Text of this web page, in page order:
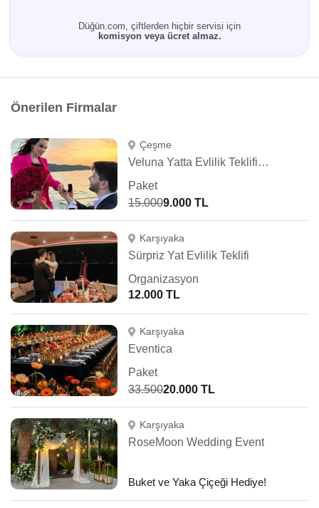
Düğün.com, çiftlerden hiçbir servisi için
komisyon veya ücret almaz.
Önerilen Firmalar
Çeşme
Veluna Yatta Evlilik Teklifi İzmir
Paket
15.0009.000 TL
Karşıyaka
Sürpriz Yat Evlilik Teklifi
Organizasyon
12.000 TL
Karşıyaka
Eventica
Paket
33.50020.000 TL
Karşıyaka
RoseMoon Wedding Event
Buket ve Yaka Çiçeği Hediye!